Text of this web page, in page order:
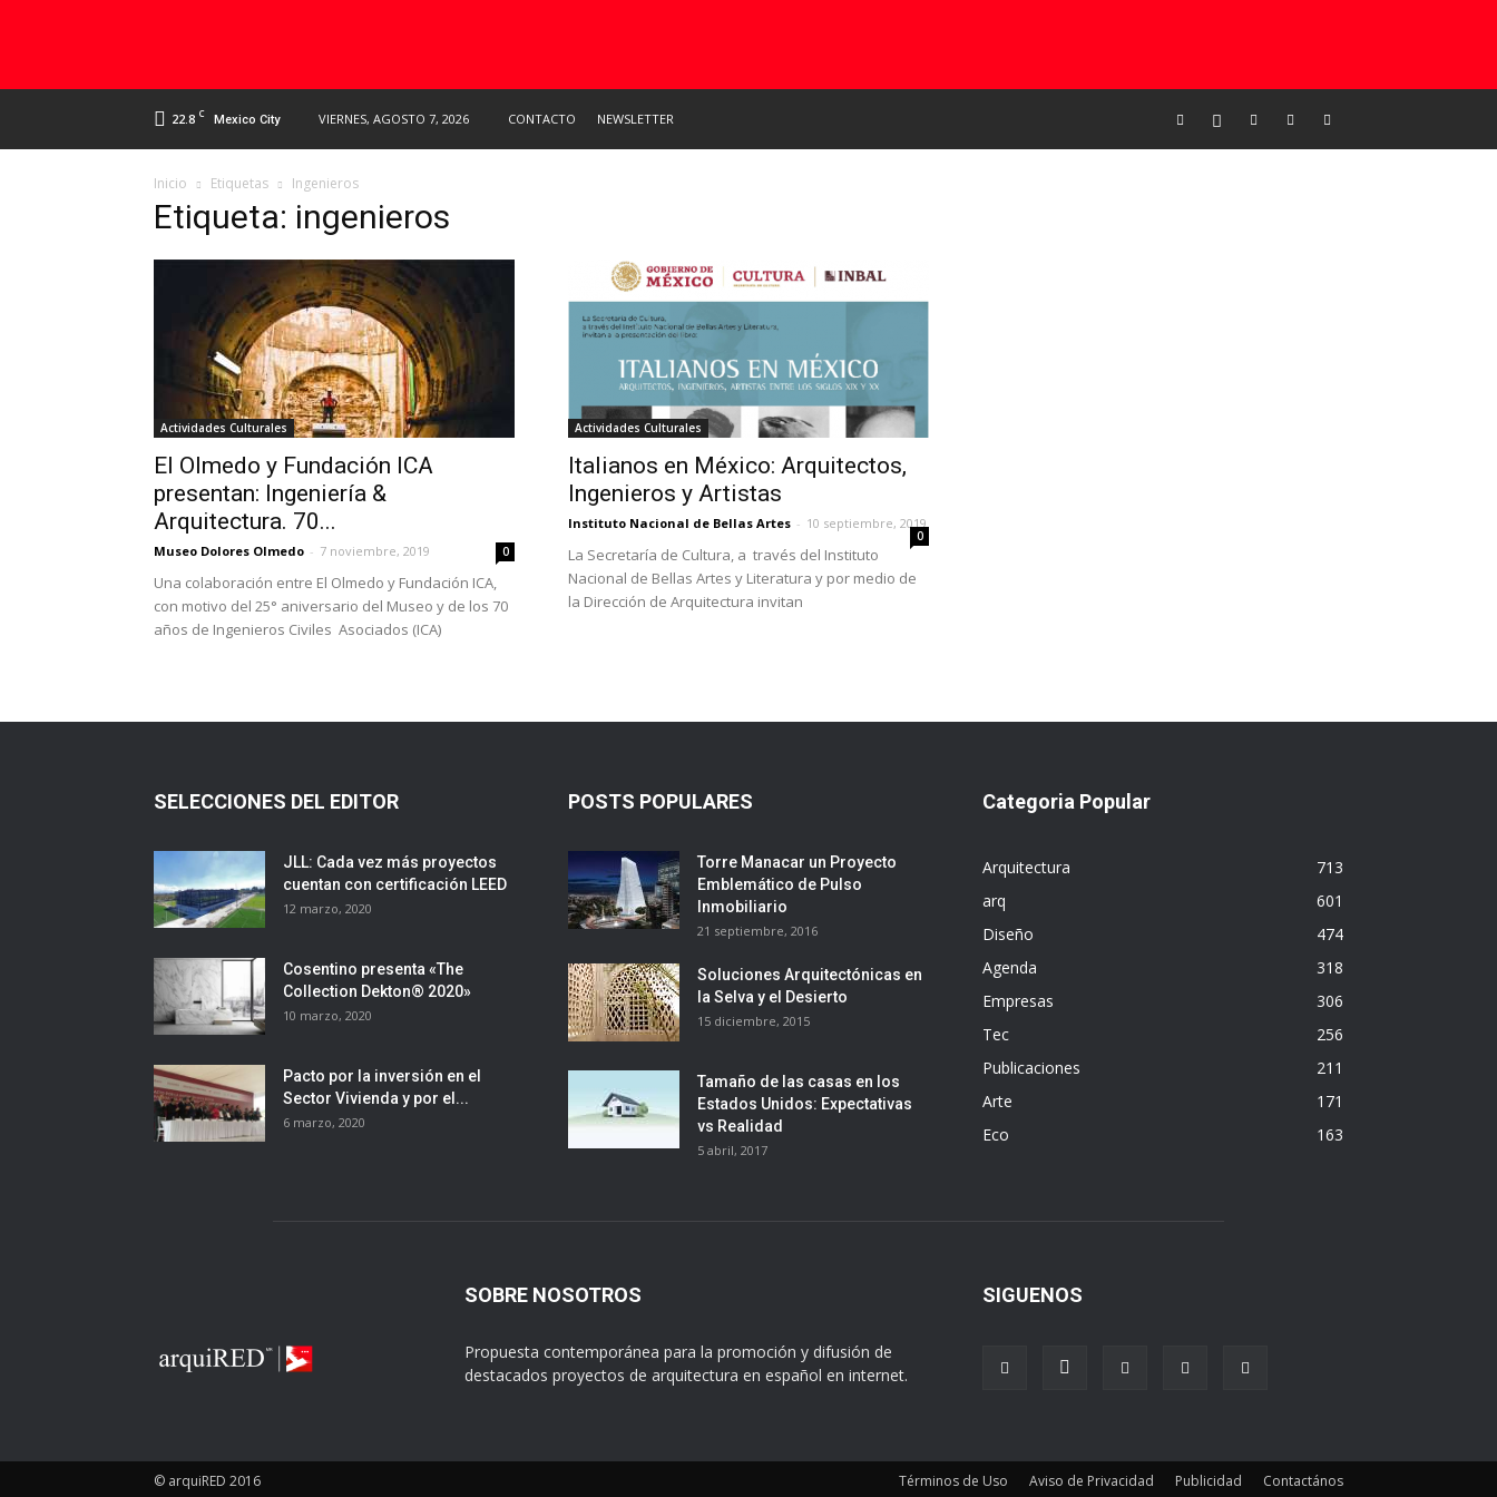
22.8 C Mexico City VIERNES, AGOSTO 7, 2026 CONTACTO NEWSLETTER
Inicio Etiquetas Ingenieros
Etiqueta: ingenieros
Actividades Culturales
El Olmedo y Fundación ICA
presentan: Ingeniería &
Arquitectura. 70...
Museo Dolores Olmedo - 7 noviembre, 2019 0
Una colaboración entre El Olmedo y Fundación ICA,
con motivo del 25° aniversario del Museo y de los 70
años de Ingenieros Civiles Asociados (ICA)
Actividades Culturales
Italianos en México: Arquitectos,
Ingenieros y Artistas
Instituto Nacional de Bellas Artes - 10 septiembre, 2019
0
La Secretaría de Cultura, a través del Instituto
Nacional de Bellas Artes y Literatura y por medio de
la Dirección de Arquitectura invitan
SELECCIONES DEL EDITOR
JLL: Cada vez más proyectos
cuentan con certificación LEED
12 marzo, 2020
Cosentino presenta «The
Collection Dekton® 2020»
10 marzo, 2020
Pacto por la inversión en el
Sector Vivienda y por el...
6 marzo, 2020
POSTS POPULARES
Torre Manacar un Proyecto
Emblemático de Pulso
Inmobiliario
21 septiembre, 2016
Soluciones Arquitectónicas en
la Selva y el Desierto
15 diciembre, 2015
Tamaño de las casas en los
Estados Unidos: Expectativas
vs Realidad
5 abril, 2017
Categoria Popular
Arquitectura
713
arq
601
Diseño
474
Agenda
318
Empresas
306
Tec
256
Publicaciones
211
Arte
171
Eco
163
SOBRE NOSOTROS
Propuesta contemporánea para la promoción y difusión de
destacados proyectos de arquitectura en español en internet.
SIGUENOS
Términos de Uso Aviso de Privacidad Publicidad Contactános
© arquiRED 2016